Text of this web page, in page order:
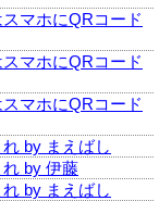
マホにQRコード
マホにQRコード
マホにQRコード
by まえばし
れ by 伊藤
by まえばし